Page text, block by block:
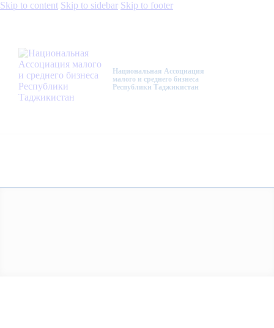
Skip to content Skip to sidebar Skip to footer
Национальная Ассоциация
малого и среднего бизнеса
Республики Таджикистан